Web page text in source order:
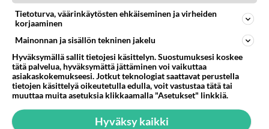
Tietoturva, väärinkäytösten ehkäiseminen ja virheiden
korjaaminen
Mainonnan ja sisällön tekninen jakelu
Hyväksymällä sallit tietojesi käsittelyn. Suostumuksesi koskee
tätä palvelua, hyväksymättä jättäminen voi vaikuttaa
asiakaskokemukseesi. Jotkut teknologiat saattavat perustella
tietojen käsittelyä oikeutetulla edulla, voit vastustaa tätä tai
muuttaa muita asetuksia klikkaamalla "Asetukset" linkkiä.
Hyväksy kaikki